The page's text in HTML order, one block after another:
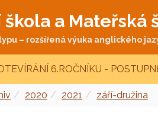
a Mateřská
– rozšířená výuka anglického
6.ROČNÍKU -
2020 2021 září-družina